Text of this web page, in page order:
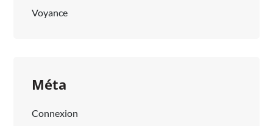
Voyance
Méta
Connexion